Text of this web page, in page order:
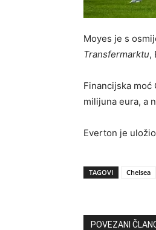
Moyes je s
Transfermarktu,
Financijska
milijuna eura, a
Everton je
TAGOVI Chelsea
POVEZANI